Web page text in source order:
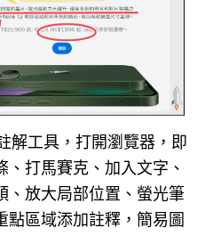
解工具，打開瀏覽器，即
、打馬賽克、加入文字、
、放大局部位置、螢光筆
點區域添加註釋，簡易圖